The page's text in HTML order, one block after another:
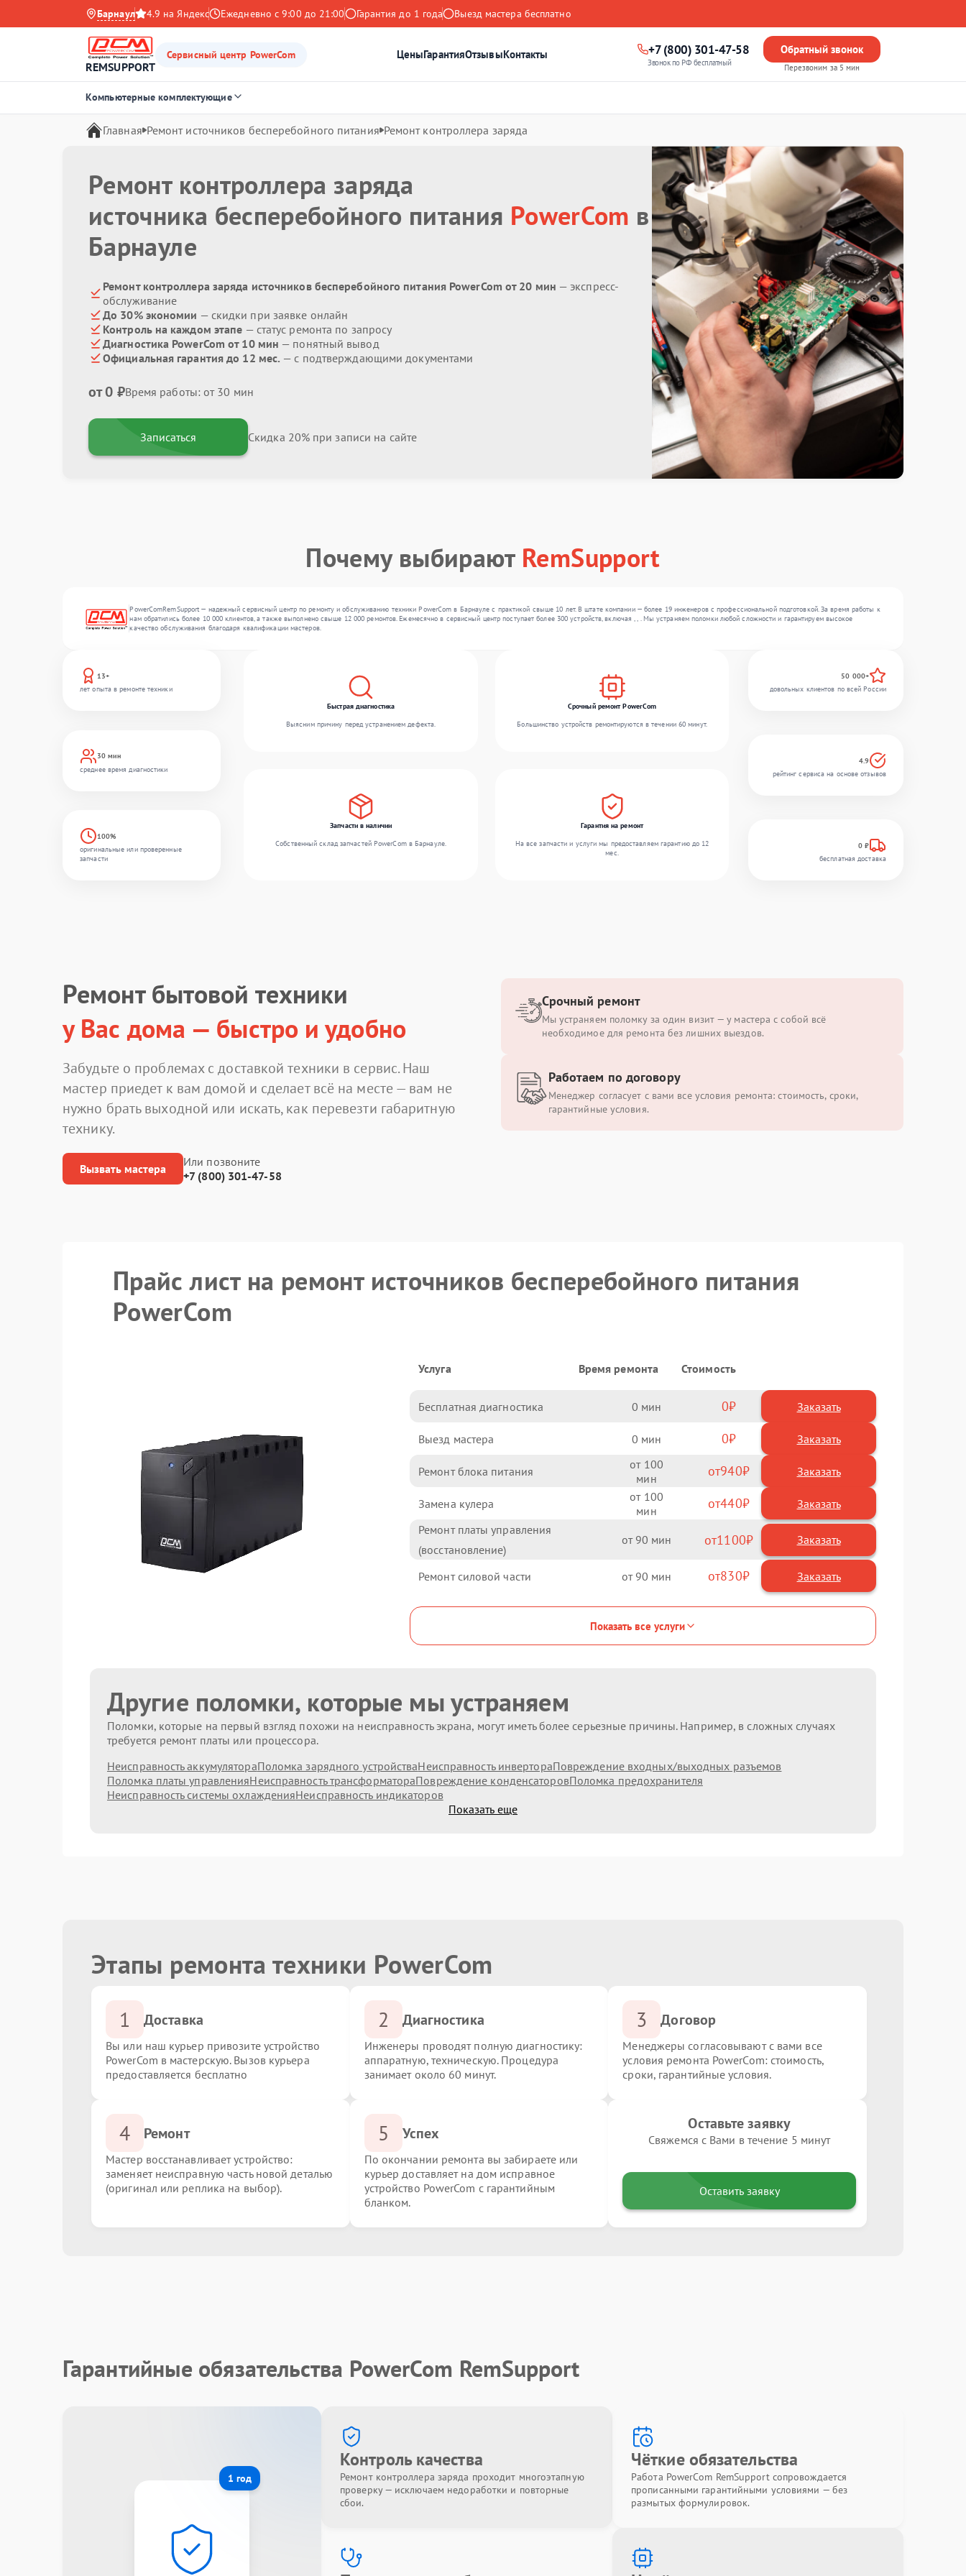
Барнаул 4.9 на Яндекс Ежедневно с 9:00 до 21:00 Гарантия до 1 года Выезд мастера бесплатно
REMSUPPORT
Сервисный центр PowerCom ЦеныГарантияОтзывыКонтакты +7 (800) 301-47-58
Звонок по РФ бесплатный
Обратный звонок
Перезвоним за 5 мин
Компьютерные комплектующие
Главная Ремонт источников бесперебойного питания Ремонт контроллера заряда
Ремонт контроллера заряда
источника бесперебойного питания PowerCom в
Барнауле
Ремонт контроллера заряда источников бесперебойного питания PowerCom от 20 мин — экспресс-
обслуживание
До 30% экономии — скидки при заявке онлайн
Контроль на каждом этапе — статус ремонта по запросу
Диагностика PowerCom от 10 мин — понятный вывод
Официальная гарантия до 12 мес. — с подтверждающими документами
от 0 ₽Время работы: от 30 мин
Записаться Скидка 20% при записи на сайте
Почему выбирают RemSupport
PowerComRemSupport — надежный сервисный центр по ремонту и обслуживанию техники PowerCom в Барнауле с практикой свыше 10 лет. В штате компании — более 19 инженеров с профессиональной подготовкой. За время работы к
нам обратились более 10 000 клиентов, а также выполнено свыше 12 000 ремонтов. Ежемесячно в сервисный центр поступает более 300 устройств, включая , , . Мы устраняем поломки любой сложности и гарантируем высокое
качество обслуживания благодаря квалификации мастеров.
13+
лет опыта в ремонте техники
30 мин
среднее время диагностики
100%
оригинальные или проверенные
запчасти
Быстрая диагностика
Выясним причину перед устранением дефекта.
Срочный ремонт PowerCom
Большинство устройств ремонтируются в течении 60 минут.
Запчасти в наличии
Собственный склад запчастей PowerCom в Барнауле.
Гарантия на ремонт
На все запчасти и услуги мы предоставляем гарантию до 12
мес.
50 000+
довольных клиентов по всей России
4.9
рейтинг сервиса на основе отзывов
0 ₽
бесплатная доставка
Ремонт бытовой техники
у Вас дома — быстро и удобно
Забудьте о проблемах с доставкой техники в сервис. Наш
мастер приедет к вам домой и сделает всё на месте — вам не
нужно брать выходной или искать, как перевезти габаритную
технику.
Вызвать мастера
Или позвоните
+7 (800) 301-47-58
Срочный ремонт
Мы устраняем поломку за один визит — у мастера с собой всё
необходимое для ремонта без лишних выездов.
Работаем по договору
Менеджер согласует с вами все условия ремонта: стоимость, сроки,
гарантийные условия.
Прайс лист на ремонт источников бесперебойного питания
PowerCom
Услуга Время ремонта Стоимость
Бесплатная диагностика 0 0 Заказать
Выезд мастера 0 0 Заказать
Ремонт блока питания 100 940
Замена кулера 100 440
Ремонт платы управления
(восстановление)
90 1100
Ремонт силовой части 90 830
Показать все услуги
Другие поломки, которые мы устраняем
Поломки, которые на первый взгляд похожи на неисправность экрана, могут иметь более серьезные причины. Например, в сложных случаях
требуется ремонт платы или процессора.
Неисправность аккумулятораПоломка зарядного устройстваНеисправность инвертораПовреждение входных/выходных разъемов
Поломка платы управленияНеисправность трансформатораПовреждение конденсаторовПоломка предохранителя
Неисправность системы охлажденияНеисправность индикаторов
Показать еще
Этапы ремонта техники PowerCom
1 Доставка
Вы или наш курьер привозите устройство
PowerCom в мастерскую. Вызов курьера
предоставляется бесплатно
2 Диагностика
Инженеры проводят полную диагностику:
аппаратную, техническую. Процедура
занимает около 60 минут.
3 Договор
Менеджеры согласовывают с вами все
условия ремонта PowerCom: стоимость,
сроки, гарантийные условия.
4 Ремонт
Мастер восстанавливает устройство:
заменяет неисправную часть новой деталью
(оригинал или реплика на выбор).
5 Успех
По окончании ремонта вы забираете или
курьер доставляет на дом исправное
устройство PowerCom с гарантийным
бланком.
Оставьте заявку
Свяжемся с Вами в течение 5 минут
Оставить заявку
Гарантийные обязательства PowerCom RemSupport
1 год
Контроль качества
Ремонт контроллера заряда проходит многоэтапную
проверку — исключаем недоработки и повторные
сбои.
Чёткие обязательства
Работа PowerCom RemSupport сопровождается
прописанными гарантийными условиями — без
размытых формулировок.